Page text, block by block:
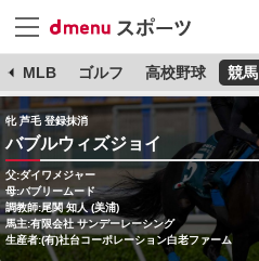
MLB ゴルフ 高校野球 競馬
牝 芦毛 登録抹消
バブルウィズジョイ
父:ダイワメジャー
母:バブリームード
調教師:尾関 知人 (美浦)
馬主:有限会社 サンデーレーシング
生産者:(有)社台コーポレーション白老ファーム